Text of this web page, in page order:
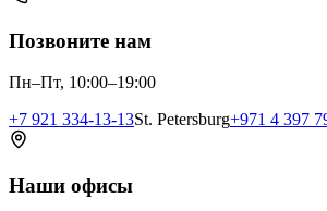
Позвоните нам
Пн–Пт, 10:00–19:00
+7 921 334-13-13St. Petersburg+971 4 397
Наши офисы